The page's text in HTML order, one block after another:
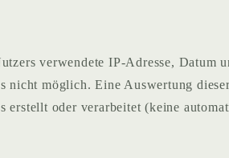
verwendete IP-Adresse, Datum
nicht möglich. Eine Auswertung
oder verarbeitet (keine